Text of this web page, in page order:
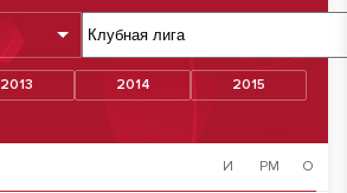
2013 2014
2015
И РМ О